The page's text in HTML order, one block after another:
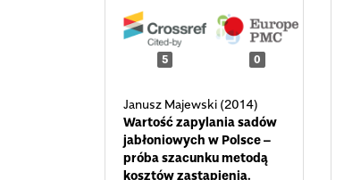
5 0
Janusz Majewski (2014)
Wartość zapylania sadów
jabłoniowych w Polsce –
próba szacunku metodą
kosztów zastąpienia.